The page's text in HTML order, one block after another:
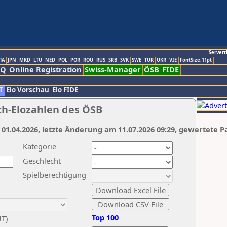
JPN MKD LTU NED POL POR ROU RUS SRB SVK SWE TUR UKR VIE FontSize:11pt
Online Registration Swiss-Manager ÖSB FIDE
Elo Vorschau Elo FIDE
Elozahlen des ÖSB
Kategorie
Geschlecht
Spielberechtigung
Top 100
letzte Änderung am 11.07.2026 09:29, gewertete